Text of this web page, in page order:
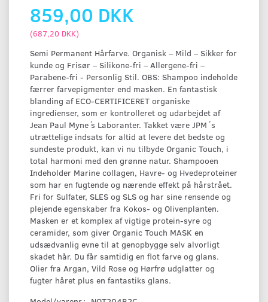
859,00 DKK
(687,20 DKK)
Semi Permanent Hårfarve. Organisk – Mild – Sikker for
kunde og Frisør – Silikone-fri – Allergene-fri –
Parabene-fri - Personlig Stil. OBS: Shampoo indeholde
færrer farvepigmenter end masken. En fantastisk
blanding af ECO-CERTIFICERET organiske
ingredienser, som er kontrolleret og udarbejdet af
Jean Paul Myne ́s Laboranter. Takket være JPM´s
utrættelige indsats for altid at levere det bedste og
sundeste produkt, kan vi nu tilbyde Organic Touch, i
total harmoni med den grønne natur. Shampooen
Indeholder Marine collagen, Havre- og Hvedeproteiner
som har en fugtende og nærende effekt på hårstrået.
Fri for Sulfater, SLES og SLS og har sine rensende og
plejende egenskaber fra Kokos- og Olivenplanten.
Masken er et komplex af vigtige protein-syre og
ceramider, som giver Organic Touch MASK en
udsædvanlig evne til at genopbygge selv alvorligt
skadet hår. Du får samtidig en flot farve og glans.
Olier fra Argan, Vild Rose og Hørfrø udglatter og
fugter håret plus en fantastiks glans.